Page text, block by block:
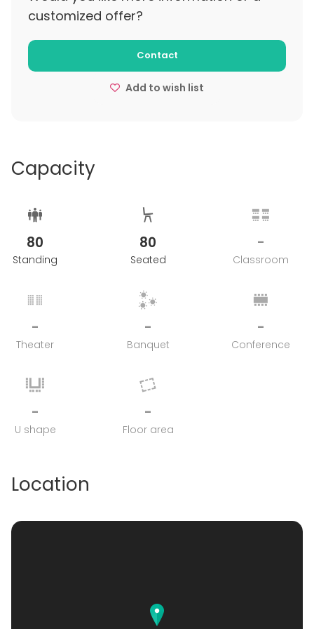
customized offer?
Contact
Add to wish list
Capacity
80
Standing
80
Seated
-
Classroom
-
Theater
-
Banquet
-
Conference
-
U shape
-
Floor area
Location